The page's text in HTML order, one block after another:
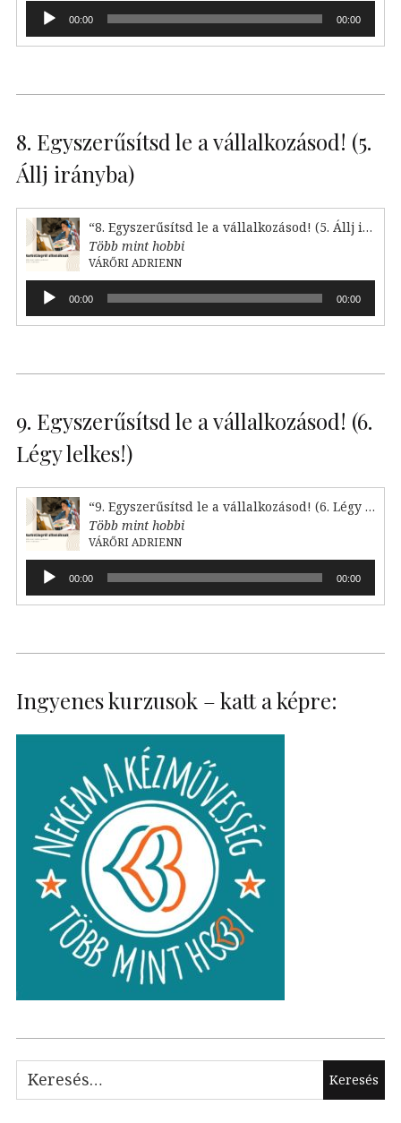
Audió
lejátszó00:00 00:00
8. Egyszerűsítsd le a vállalkozásod! (5.
Állj irányba)
“8. Egyszerűsítsd le a vállalkozásod! (5. Állj irányba)”
Több mint hobbi
VÁRŐRI ADRIENN
Audió
lejátszó00:00 00:00
9. Egyszerűsítsd le a vállalkozásod! (6.
Légy lelkes!)
“9. Egyszerűsítsd le a vállalkozásod! (6. Légy lelkes!)”
Több mint hobbi
VÁRŐRI ADRIENN
Audió
lejátszó00:00 00:00
Ingyenes kurzusok – katt a képre:
Keresés: